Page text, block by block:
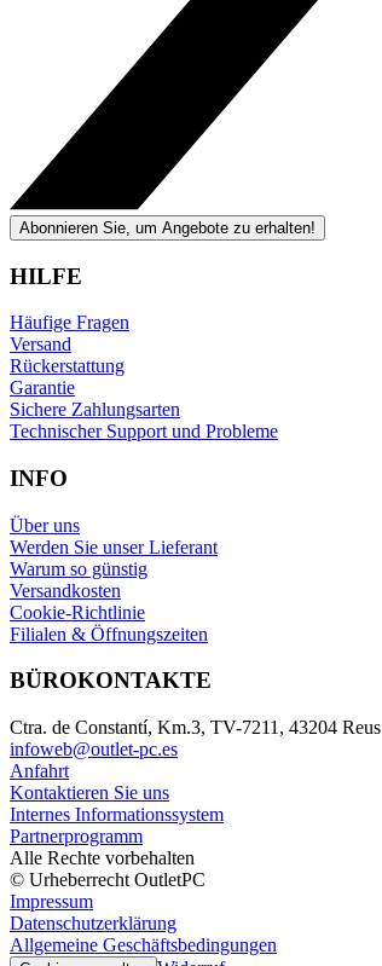
Abonnieren Sie, um Angebote zu erhalten!
HILFE
Häufige Fragen
Versand
Rückerstattung
Garantie
Sichere Zahlungsarten
Technischer Support und Probleme
INFO
Über uns
Werden Sie unser Lieferant
Warum so günstig
Versandkosten
Cookie-Richtlinie
Filialen & Öffnungszeiten
BÜROKONTAKTE
Ctra. de Constantí, Km.3, TV-7211, 43204 Reus
infoweb@outlet-pc.es
Anfahrt
Kontaktieren Sie uns
Internes Informationssystem
Partnerprogramm
Alle Rechte vorbehalten
© Urheberrecht OutletPC
Impressum
Datenschutzerklärung
Allgemeine Geschäftsbedingungen